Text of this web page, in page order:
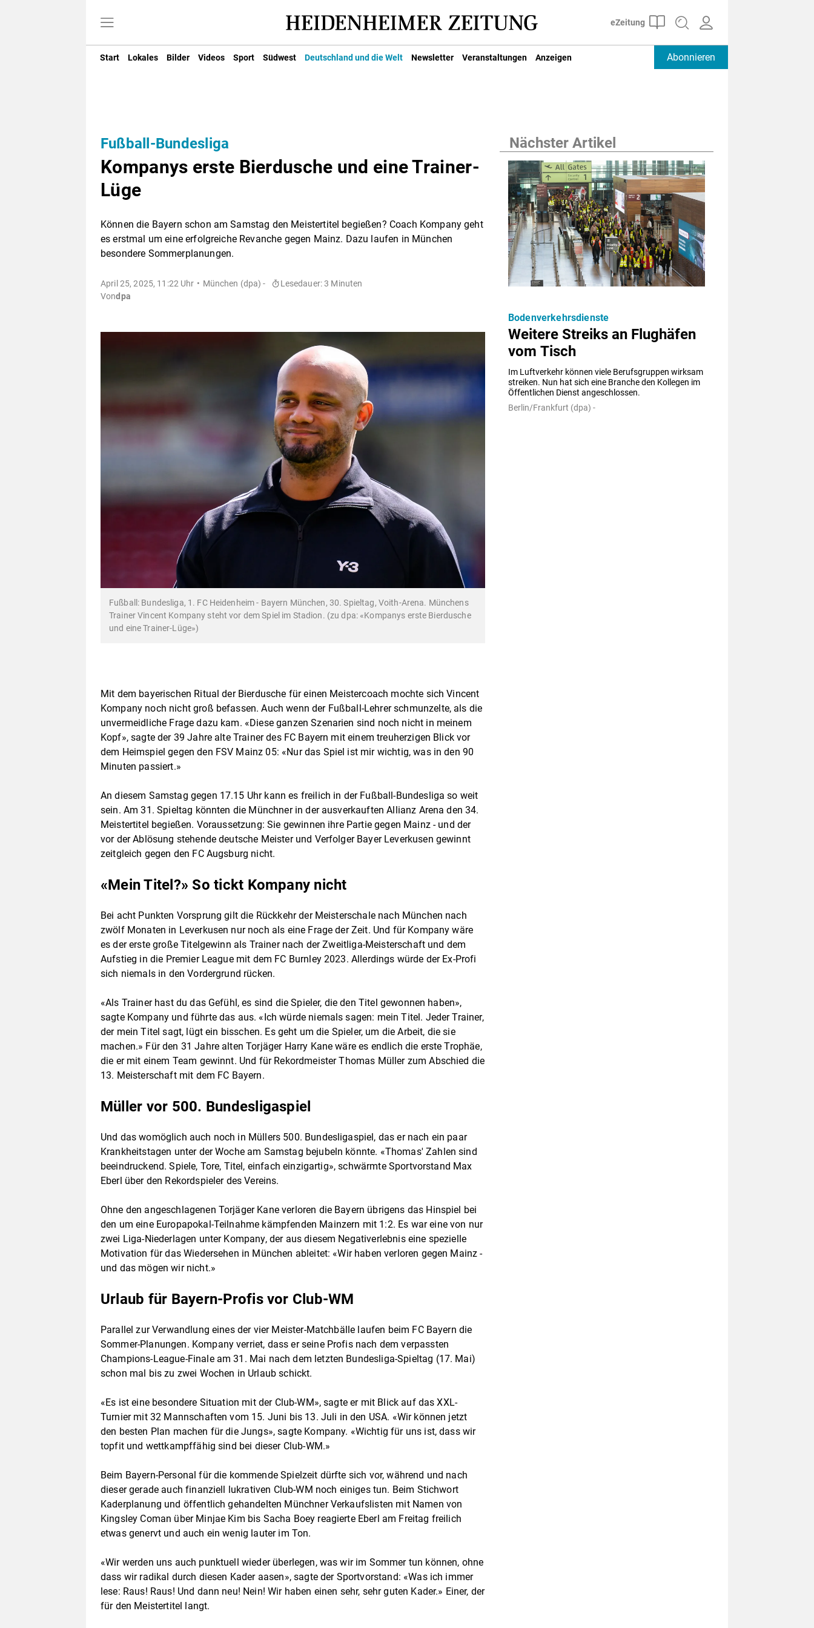
Start Lokales Bilder Videos Sport Südwest Deutschland und die Welt Newsletter Veranstaltungen Anzeigen Abonnieren
Fußball-Bundesliga
Kompanys erste Bierdusche und eine Trainer-
Lüge
Können die Bayern schon am Samstag den Meistertitel begießen? Coach Kompany geht
es erstmal um eine erfolgreiche Revanche gegen Mainz. Dazu laufen in München
besondere Sommerplanungen.
April 25, 2025, 11:22 Uhr München (dpa) -
Lesedauer: 3 Minuten
Vondpa
Fußball: Bundesliga, 1. FC Heidenheim - Bayern München, 30. Spieltag, Voith-Arena. Münchens
Trainer Vincent Kompany steht vor dem Spiel im Stadion. (zu dpa: «Kompanys erste Bierdusche
und eine Trainer-Lüge»)
Mit dem bayerischen Ritual der Bierdusche für einen Meistercoach mochte sich Vincent
Kompany noch nicht groß befassen. Auch wenn der Fußball-Lehrer schmunzelte, als die
unvermeidliche Frage dazu kam. «Diese ganzen Szenarien sind noch nicht in meinem
Kopf», sagte der 39 Jahre alte Trainer des FC Bayern mit einem treuherzigen Blick vor
dem Heimspiel gegen den FSV Mainz 05: «Nur das Spiel ist mir wichtig, was in den 90
Minuten passiert.»
An diesem Samstag gegen 17.15 Uhr kann es freilich in der Fußball-Bundesliga so weit
sein. Am 31. Spieltag könnten die Münchner in der ausverkauften Allianz Arena den 34.
Meistertitel begießen. Voraussetzung: Sie gewinnen ihre Partie gegen Mainz - und der
vor der Ablösung stehende deutsche Meister und Verfolger Bayer Leverkusen gewinnt
zeitgleich gegen den FC Augsburg nicht.
«Mein Titel?» So tickt Kompany nicht
Bei acht Punkten Vorsprung gilt die Rückkehr der Meisterschale nach München nach
zwölf Monaten in Leverkusen nur noch als eine Frage der Zeit. Und für Kompany wäre
es der erste große Titelgewinn als Trainer nach der Zweitliga-Meisterschaft und dem
Aufstieg in die Premier League mit dem FC Burnley 2023. Allerdings würde der Ex-Profi
sich niemals in den Vordergrund rücken.
«Als Trainer hast du das Gefühl, es sind die Spieler, die den Titel gewonnen haben»,
sagte Kompany und führte das aus. «Ich würde niemals sagen: mein Titel. Jeder Trainer,
der mein Titel sagt, lügt ein bisschen. Es geht um die Spieler, um die Arbeit, die sie
machen.» Für den 31 Jahre alten Torjäger Harry Kane wäre es endlich die erste Trophäe,
die er mit einem Team gewinnt. Und für Rekordmeister Thomas Müller zum Abschied die
13. Meisterschaft mit dem FC Bayern.
Müller vor 500. Bundesligaspiel
Und das womöglich auch noch in Müllers 500. Bundesligaspiel, das er nach ein paar
Krankheitstagen unter der Woche am Samstag bejubeln könnte. «Thomas' Zahlen sind
beeindruckend. Spiele, Tore, Titel, einfach einzigartig», schwärmte Sportvorstand Max
Eberl über den Rekordspieler des Vereins.
Ohne den angeschlagenen Torjäger Kane verloren die Bayern übrigens das Hinspiel bei
den um eine Europapokal-Teilnahme kämpfenden Mainzern mit 1:2. Es war eine von nur
zwei Liga-Niederlagen unter Kompany, der aus diesem Negativerlebnis eine spezielle
Motivation für das Wiedersehen in München ableitet: «Wir haben verloren gegen Mainz -
und das mögen wir nicht.»
Urlaub für Bayern-Profis vor Club-WM
Parallel zur Verwandlung eines der vier Meister-Matchbälle laufen beim FC Bayern die
Sommer-Planungen. Kompany verriet, dass er seine Profis nach dem verpassten
Champions-League-Finale am 31. Mai nach dem letzten Bundesliga-Spieltag (17. Mai)
schon mal bis zu zwei Wochen in Urlaub schickt.
«Es ist eine besondere Situation mit der Club-WM», sagte er mit Blick auf das XXL-
Turnier mit 32 Mannschaften vom 15. Juni bis 13. Juli in den USA. «Wir können jetzt
den besten Plan machen für die Jungs», sagte Kompany. «Wichtig für uns ist, dass wir
topfit und wettkampffähig sind bei dieser Club-WM.»
Beim Bayern-Personal für die kommende Spielzeit dürfte sich vor, während und nach
dieser gerade auch finanziell lukrativen Club-WM noch einiges tun. Beim Stichwort
Kaderplanung und öffentlich gehandelten Münchner Verkaufslisten mit Namen von
Kingsley Coman über Minjae Kim bis Sacha Boey reagierte Eberl am Freitag freilich
etwas genervt und auch ein wenig lauter im Ton.
«Wir werden uns auch punktuell wieder überlegen, was wir im Sommer tun können, ohne
dass wir radikal durch diesen Kader aasen», sagte der Sportvorstand: «Was ich immer
lese: Raus! Raus! Und dann neu! Nein! Wir haben einen sehr, sehr guten Kader.» Einer, der
für den Meistertitel langt.
Nächster Artikel
Weitere Streiks an Flughäfen
vom Tisch
Im Luftverkehr können viele Berufsgruppen wirksam
streiken. Nun hat sich eine Branche den Kollegen im
Öffentlichen Dienst angeschlossen.
Bodenverkehrsdienste
Berlin/Frankfurt (dpa) -